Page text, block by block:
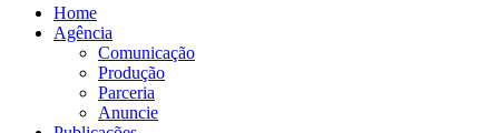
Home
Agência
Comunicação
Produção
Parceria
Anuncie